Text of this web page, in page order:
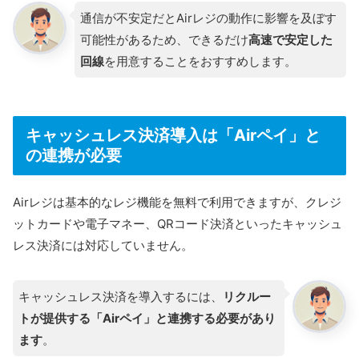
通信が不安定だとAirレジの動作に影響を及ぼす
可能性があるため、できるだけ高速で安定した
回線を用意することをおすすめします。
キャッシュレス決済導入は「Airペイ」と
の連携が必要
Airレジは基本的なレジ機能を無料で利用できますが、クレジ
ットカードや電子マネー、QRコード決済といったキャッシュ
レス決済には対応していません。
キャッシュレス決済を導入するには、
リクルー
トが提供する「Airペイ」と連携する必要があり
ます。